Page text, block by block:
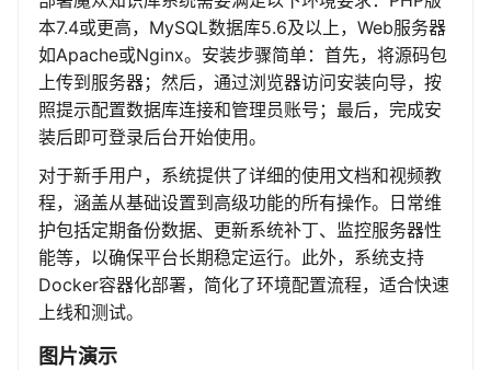
本7.4或更高，MySQL数据库5.6及以上，Web服务器
如Apache或Nginx。安装步骤简单：首先，将源码包
上传到服务器；然后，通过浏览器访问安装向导，按
照提示配置数据库连接和管理员账号；最后，完成安
装后即可登录后台开始使用。
对于新手用户，系统提供了详细的使用文档和视频教
程，涵盖从基础设置到高级功能的所有操作。日常维
护包括定期备份数据、更新系统补丁、监控服务器性
能等，以确保平台长期稳定运行。此外，系统支持
Docker容器化部署，简化了环境配置流程，适合快速
上线和测试。
图片演示